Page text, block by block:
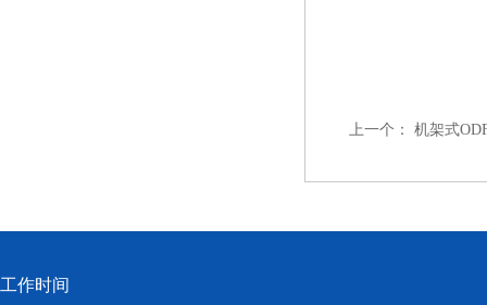
上一个： 机架式
工作时间